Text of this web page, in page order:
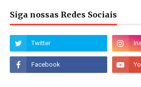
Siga nossas Redes Sociais